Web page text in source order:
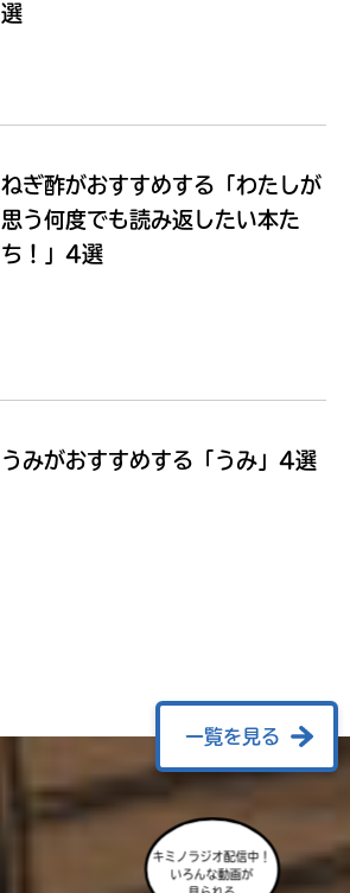
Loading...
選
ねぎ酢がおすすめする 「わたしが
思う何度でも読み返したい本た
ち！」4選
うみがおすすめする 「うみ」4選
一覧を見る
キミノラジオ配信中！
いろんな動画が
見られる
容
も
度